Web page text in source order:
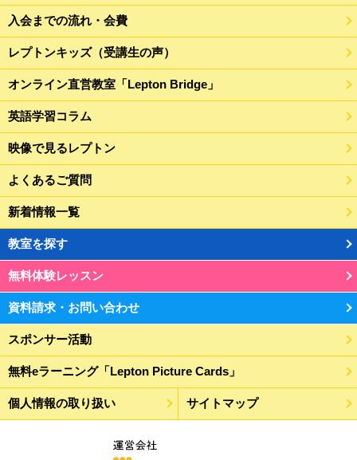
入会までの流れ・会費
レプトンキッズ（受講生の声）
オンライン直営教室「Lepton Bridge」
英語学習コラム
映像で見るレプトン
よくあるご質問
新着情報一覧
教室を探す
無料体験レッスン
資料請求・お問い合わせ
スポンサー活動
無料eラーニング「Lepton Picture Cards」
個人情報の取り扱い サイトマップ